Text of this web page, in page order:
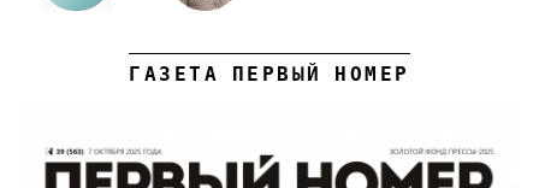
ГАЗЕТА ПЕРВЫЙ НОМЕР